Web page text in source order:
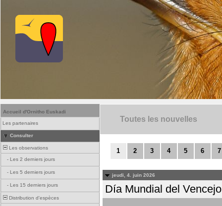
Accueil d'Ornitho Euskadi
Les partenaires
Consulter
Les observations
- Les 2 derniers jours
- Les 5 derniers jours
- Les 15 derniers jours
Distribution d'espèces
Toutes les nouvelles
1 2 3 4 5 6 7
jeudi, 4. juin 2026
Día Mundial del